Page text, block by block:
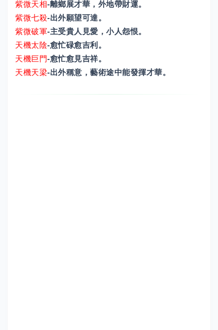
紫微天相-離鄉展才華，外地帶財運。
紫微七殺-出外願望可達。
紫微破軍-主受貴人見愛，小人怨恨。
天機太陰-愈忙碌愈吉利。
天機巨門-愈忙愈見吉祥。
天機天梁-出外稱意，藝術途中能發揮才華。